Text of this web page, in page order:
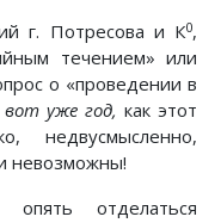
г. Потресова и К0,
течением» или
о «проведении в
вот уже год, как этот
недвусмысленно,
невозможны!
отделаться